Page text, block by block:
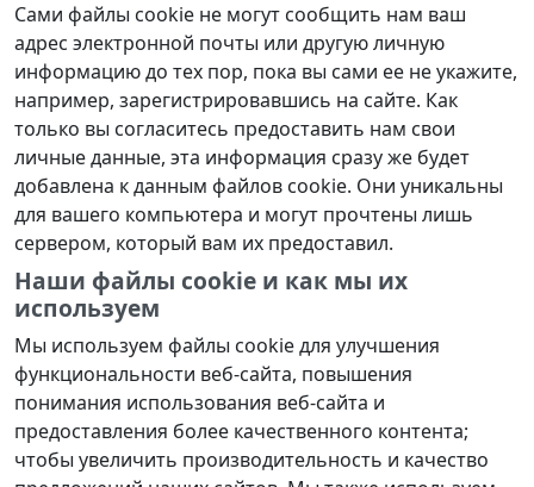
Сами файлы cookie не могут сообщить нам ваш
адрес электронной почты или другую личную
информацию до тех пор, пока вы сами ее не укажите,
например, зарегистрировавшись на сайте. Как
только вы согласитесь предоставить нам свои
личные данные, эта информация сразу же будет
добавлена к данным файлов cookie. Они уникальны
для вашего компьютера и могут прочтены лишь
сервером, который вам их предоставил.
Наши файлы cookie и как мы их
используем
Мы используем файлы cookie для улучшения
функциональности веб-сайта, повышения
понимания использования веб-сайта и
предоставления более качественного контента;
чтобы увеличить производительность и качество